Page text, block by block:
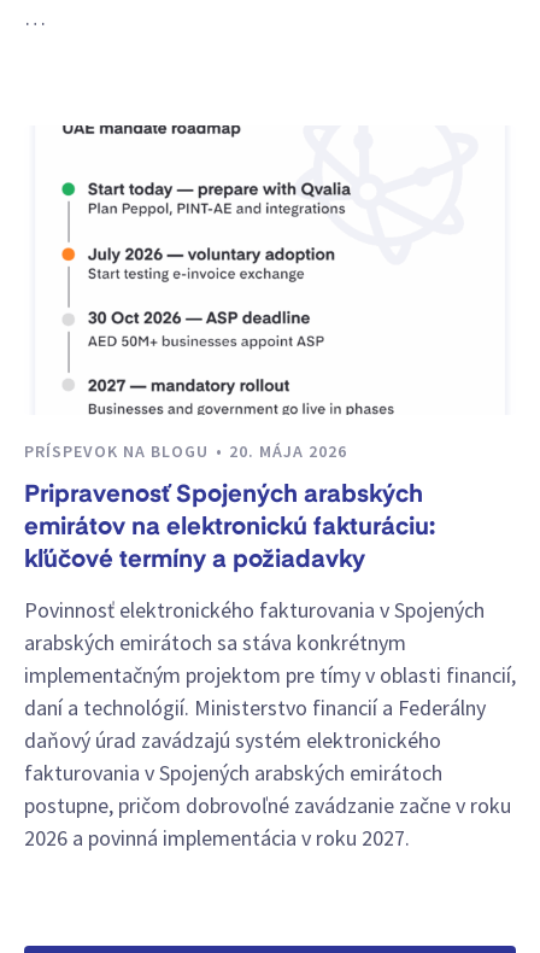
…
PRÍSPEVOK NA BLOGU 20. MÁJA 2026
Pripravenosť Spojených arabských
emirátov na elektronickú fakturáciu:
kľúčové termíny a požiadavky
Povinnosť elektronického fakturovania v Spojených
arabských emirátoch sa stáva konkrétnym
implementačným projektom pre tímy v oblasti financií,
daní a technológií. Ministerstvo financií a Federálny
daňový úrad zavádzajú systém elektronického
fakturovania v Spojených arabských emirátoch
postupne, pričom dobrovoľné zavádzanie začne v roku
2026 a povinná implementácia v roku 2027.